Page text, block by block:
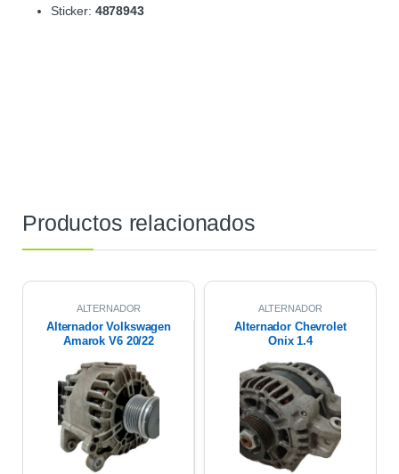
Sticker: 4878943
Productos relacionados
ALTERNADOR
Alternador Volkswagen
Amarok V6 20/22
ALTERNADOR
Alternador Chevrolet
Onix 1.4